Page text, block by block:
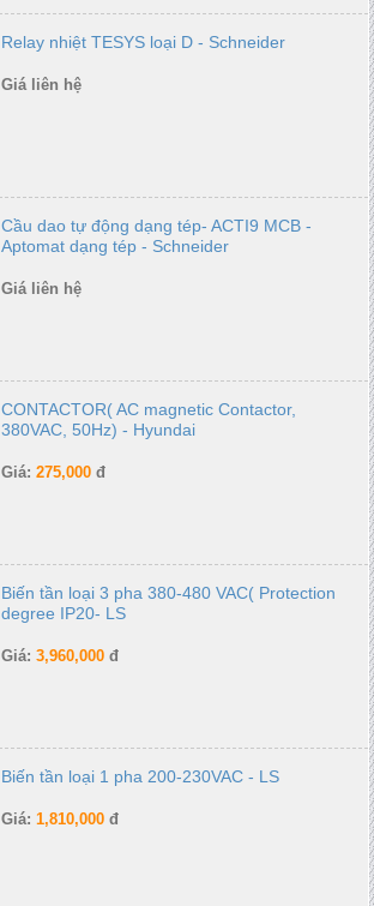
Relay nhiệt TESYS loại D - Schneider
Giá liên hệ
Cầu dao tự động dạng tép- ACTI9 MCB -
Aptomat dạng tép - Schneider
Giá liên hệ
CONTACTOR( AC magnetic Contactor,
380VAC, 50Hz) - Hyundai
Giá: 275,000 đ
Biến tần loại 3 pha 380-480 VAC( Protection
degree IP20- LS
Giá: 3,960,000 đ
Biến tần loại 1 pha 200-230VAC - LS
Giá: 1,810,000 đ